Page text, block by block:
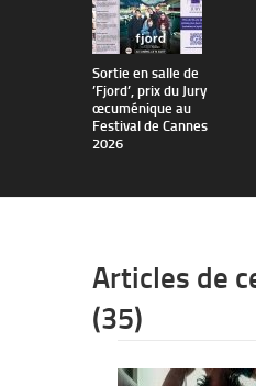
Sortie en salle de
’Fjord’, prix du Jury
œcuménique au
Festival de Cannes
2026
Articles de
(35)